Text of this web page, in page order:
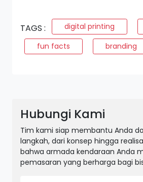
TAGS : digital printing
fun facts
branding
Hubungi Kami
Tim kami siap membantu Anda
langkah, dari konsep hingga
bahwa armada kendaraan Anda
pemasaran yang berharga bagi